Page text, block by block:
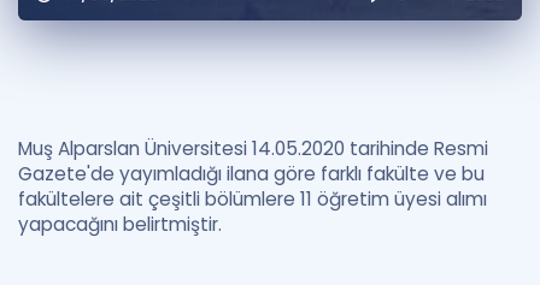
Puan Hesaplama
Kampanyalar
Blog
Muş Alparslan Üniversitesi 14.05.2020 tarihinde Resmi
Gazete'de yayımladığı ilana göre farklı fakülte ve bu
fakültelere ait çeşitli bölümlere 11 öğretim üyesi alımı
yapacağını belirtmiştir.